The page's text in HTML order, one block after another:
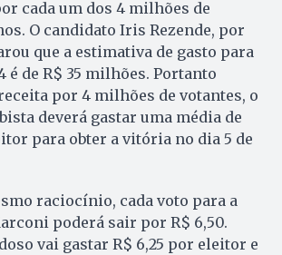
cada um dos 4 milhões de
O candidato Iris Rezende, por
que a estimativa de gasto para
é de R$ 35 milhões. Portanto
por 4 milhões de votantes, o
deverá gastar uma média de
para obter a vitória no dia 5 de
raciocínio, cada voto para a
poderá sair por R$ 6,50.
vai gastar R$ 6,25 por eleitor e